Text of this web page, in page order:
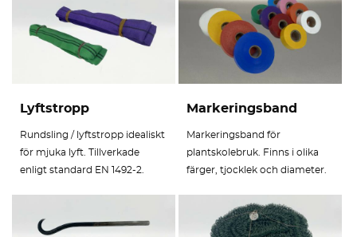
Lyftstropp
Rundsling / lyftstropp idealiskt
för mjuka lyft. Tillverkade
enligt standard EN 1492-2.
Markeringsband
Markeringsband för
plantskolebruk. Finns i olika
färger, tjocklek och diameter.